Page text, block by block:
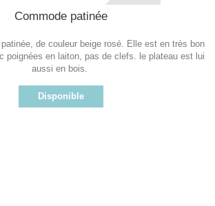
Commode patinée
de couleur beige rosé. Elle est en très bon
poignées en laiton, pas de clefs. le plateau est lui
aussi en bois.
Disponible